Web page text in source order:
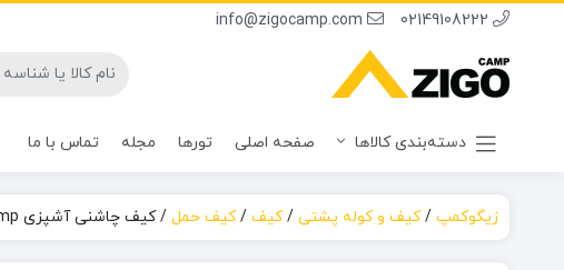
02149108222
info@zigocamp.com
دسته‌بندی کالاها صفحه اصلی تورها مجله تماس با ما
زیگوکمپ/کیف و کوله پشتی/کیف/کیف حمل/کیف چاشنی آشپزی Happy Camp کد ۴۶۸۱۷